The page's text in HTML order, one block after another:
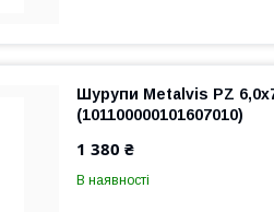
Шурупи Metalvis PZ
(101100000101607010)
1 380 ₴
В наявності